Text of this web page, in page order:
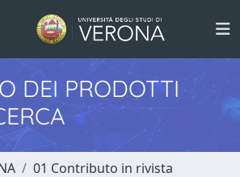
DEI PRODOTTI
01 Contributo in rivista